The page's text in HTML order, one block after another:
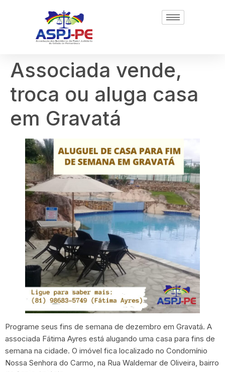
Associada vende,
troca ou aluga casa
em Gravatá
Programe seus fins de semana de dezembro em Gravatá. A
associada Fátima Ayres está alugando uma casa para fins de
semana na cidade. O imóvel fica localizado no Condomínio
Nossa Senhora do Carmo, na Rua Waldemar de Oliveira, bairro